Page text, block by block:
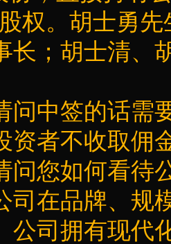
权。胡士勇
长；胡士清、
中签的话需要
资者不收取佣
问您如何看待
司在品牌、规
公司拥有现代